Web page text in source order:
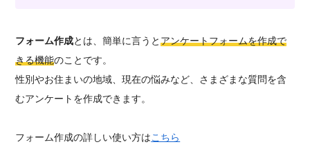
フォーム作成とは、簡単に言うとアンケートフォームを作成で
きる機能のことです。
性別やお住まいの地域、現在の悩みなど、さまざまな質問を含
むアンケートを作成できます。
フォーム作成の詳しい使い方はこちら